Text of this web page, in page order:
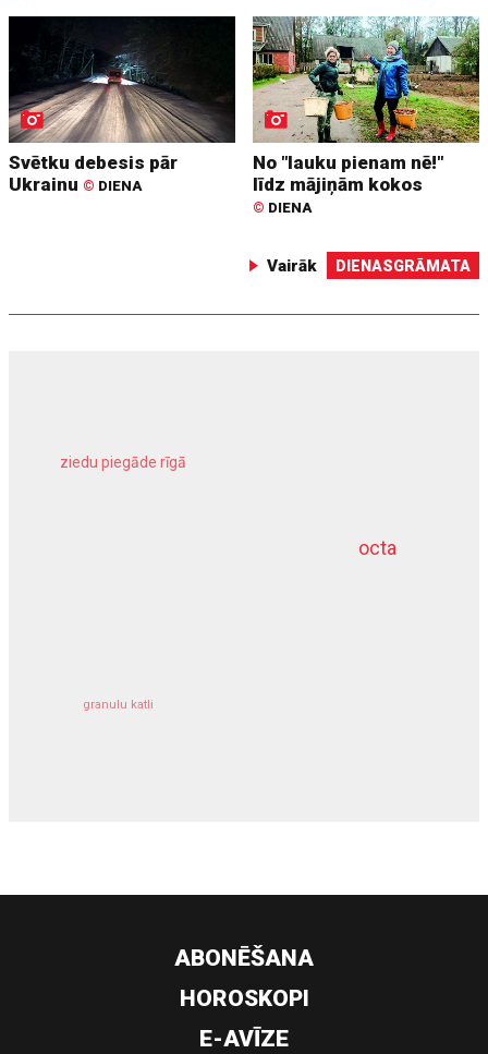
Svētku debesis pār
Ukrainu © DIENA
No "lauku pienam nē!"
līdz mājiņām kokos
© DIENA
Vairāk DIENASGRĀMATA
octa
ziedu piegāde rīgā
granulu katli
dziļurbums
ABONĒŠANA
HOROSKOPI
E-AVĪZE